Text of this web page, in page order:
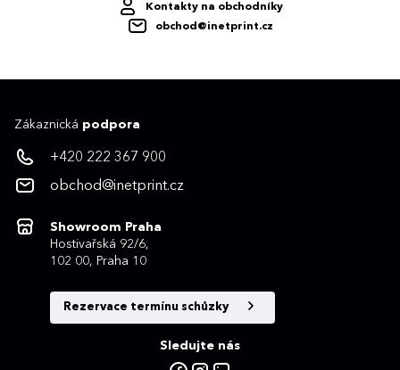
Kontakty na obchodníky
obchod@inetprint.cz
Zákaznická podpora
+420 222 367 900
obchod@inetprint.cz
Showroom Praha
Hostivařská 92/6,
102 00, Praha 10
Rezervace termínu schůzky
Sledujte nás